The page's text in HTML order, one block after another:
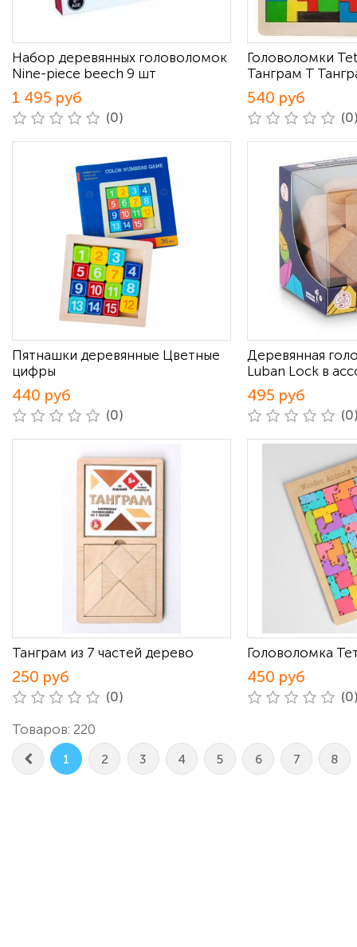
Набор деревянных головоломок
Nine-piece beech 9 шт
1 495 руб
(0)
Головоломки
Танграм T
540 руб
Пятнашки деревянные Цветные
цифры
440 руб
(0)
Деревянная
Luban Lock в
495 руб
Танграм из 7 частей дерево
250 руб
(0)
Головоломка
450 руб
Товаров: 220
1 2 3 4 5 6 7 8